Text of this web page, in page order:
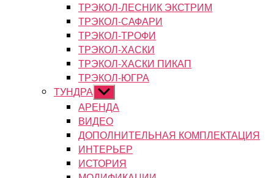
ТРЭКОЛ-ЛЕСНИК ЭКСТРИМ
ТРЭКОЛ-САФАРИ
ТРЭКОЛ-ТРОФИ
ТРЭКОЛ-ХАСКИ
ТРЭКОЛ-ХАСКИ ПИКАП
ТРЭКОЛ-ЮГРА
ТУНДРА Показывать
подменю
АРЕНДА
ВИДЕО
ДОПОЛНИТЕЛЬНАЯ КОМПЛЕКТАЦИЯ
ИНТЕРЬЕР
ИСТОРИЯ